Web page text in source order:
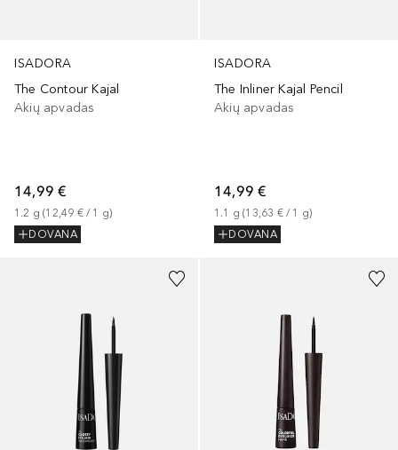
ISADORA
The Contour Kajal
Akių apvadas
14,99 €
1.2 g (12,49 € / 1 g)
DOVANA
ISADORA
The Inliner Kajal Pencil
Akių apvadas
14,99 €
1.1 g (13,63 € / 1 g)
DOVANA